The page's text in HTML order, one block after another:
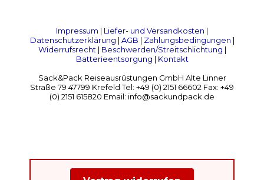
Impressum | Liefer- und Versandkosten |
Datenschutzerklärung | AGB | Zahlungsbedingungen |
Widerrufsrecht| Beschwerden/Streitschlichtung |
Batterieentsorgung | Kontakt
Sack&Pack Reiseausrüstungen GmbH Alte Linner
Straße 79 47799 Krefeld Tel: +49 (0) 2151 66602 Fax: +49
(0) 2151 615820 Email: info@sackundpack.de